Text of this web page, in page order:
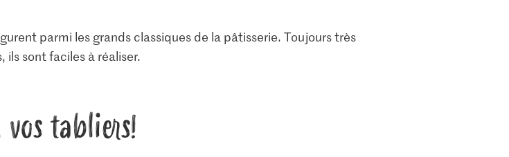
parmi les grands classiques de la pâtisserie. Toujours très
ils sont faciles à réaliser.
vos tabliers!